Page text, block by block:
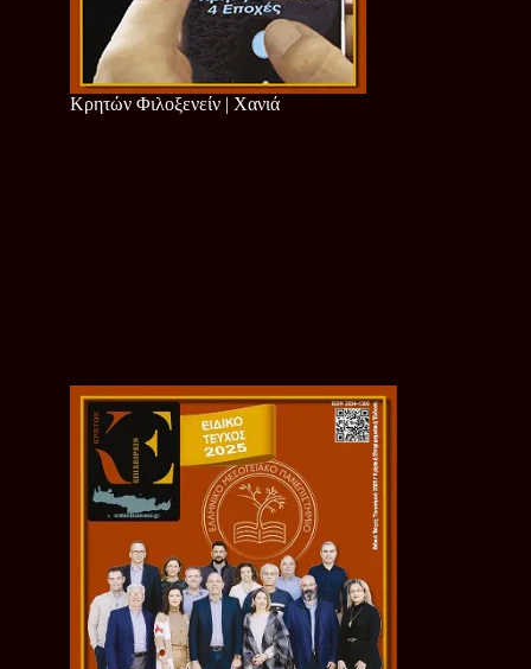
Κρητών Φιλοξενείν | Χανιά